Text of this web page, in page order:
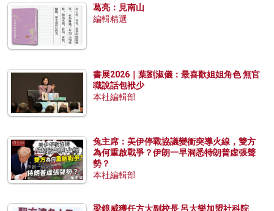
葛亮：見南山
編輯精選
書展2026｜葉劉淑儀：最喜歡姐姐角色 無官
職說話包袱少
本社編輯部
兔主席：美伊停戰協議變衝突導火線，雙方
為何重啟戰爭？伊朗一早洞悉特朗普虛張聲
勢？
本社編輯部
梁鏡威獲任方大副校長 呂大樂加盟社科院